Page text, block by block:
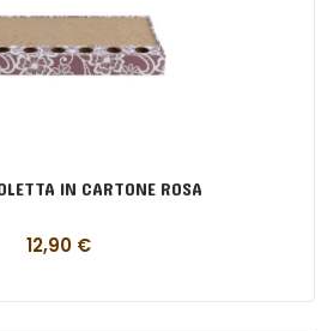
IN CARTONE ROSA
12,90 €